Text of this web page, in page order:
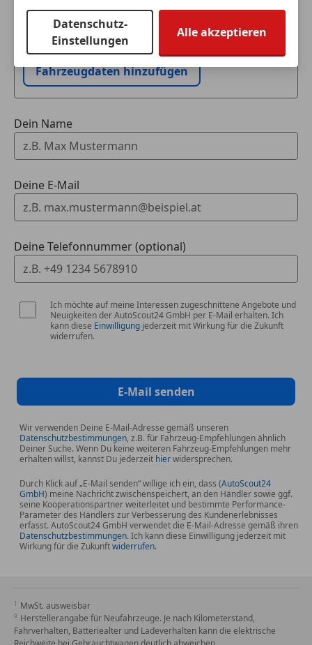
Ich möchte mein Auto in Zahlung geben
(unverbindlich).
Fahrzeugdaten hinzufügen
Dein Name
Deine E-Mail
Deine Telefonnummer (optional)
Ich möchte auf meine Interessen zugeschnittene Angebote und
Neuigkeiten der AutoScout24 GmbH per E-Mail erhalten. Ich
kann diese Einwilligung jederzeit mit Wirkung für die Zukunft
widerrufen.
E-Mail senden
Wir verwenden Deine E-Mail-Adresse gemäß unseren
Datenschutzbestimmungen, z.B. für Fahrzeug-Empfehlungen ähnlich
Deiner Suche. Wenn Du keine weiteren Fahrzeug-Empfehlungen mehr
erhalten willst, kannst Du jederzeit hierwidersprechen.
Durch Klick auf „E-Mail senden“ willige ich ein, dass (AutoScout24
GmbH) meine Nachricht zwischenspeichert, an den Händler sowie ggf.
seine Kooperationspartner weiterleitet und bestimmte Performance-
Parameter des Händlers zur Verbesserung des Kundenerlebnisses
erfasst. AutoScout24 GmbH verwendet die E-Mail-Adresse gemäß ihren
Datenschutzbestimmungen. Ich kann diese Einwilligung jederzeit mit
Wirkung für die Zukunftwiderrufen.
MwSt. ausweisbar
Herstellerangabe für Neufahrzeuge. Je nach Kilometerstand,
Fahrverhalten, Batteriealter und Ladeverhalten kann die elektrische
Datenschutz-
Einstellungen
Alle akzeptieren